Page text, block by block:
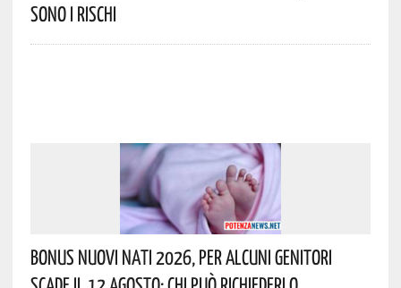
Sono I Rischi
Bonus Nuovi Nati 2026, Per Alcuni Genitori